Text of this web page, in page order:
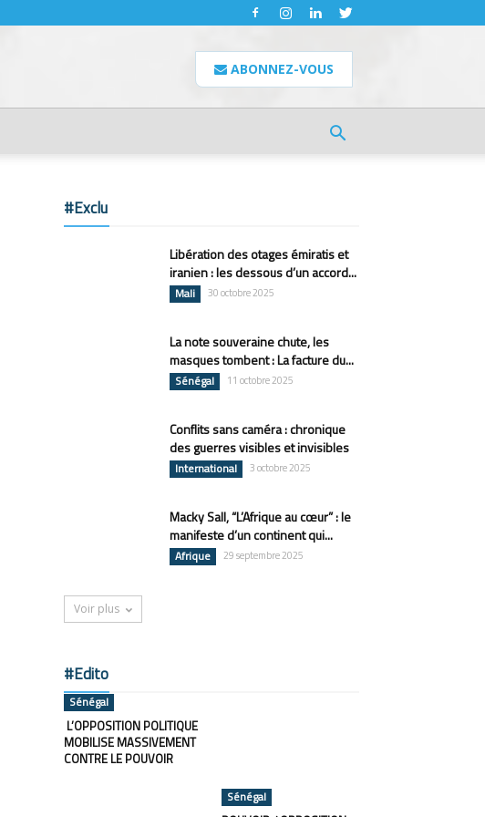
ABONNEZ-VOUS
#Exclu
Libération des otages émiratis et
iranien : les dessous d’un accord...
Mali 30 octobre 2025
La note souveraine chute, les
masques tombent : La facture du...
Sénégal 11 octobre 2025
Conflits sans caméra : chronique
des guerres visibles et invisibles
International 3 octobre 2025
Macky Sall, “L’Afrique au cœur” : le
manifeste d’un continent qui...
Afrique 29 septembre 2025
Voir plus
#Edito
Sénégal
L’OPPOSITION POLITIQUE
MOBILISE MASSIVEMENT
CONTRE LE POUVOIR
Sénégal